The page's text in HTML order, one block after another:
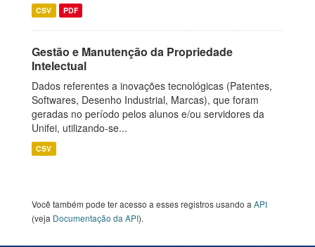
CSV PDF
Gestão e Manutenção da Propriedade
Intelectual
Dados referentes a inovações tecnológicas (Patentes,
Softwares, Desenho Industrial, Marcas), que foram
geradas no período pelos alunos e/ou servidores da
Unifei, utilizando-se...
CSV
Você também pode ter acesso a esses registros usando a API
(veja Documentação da API).